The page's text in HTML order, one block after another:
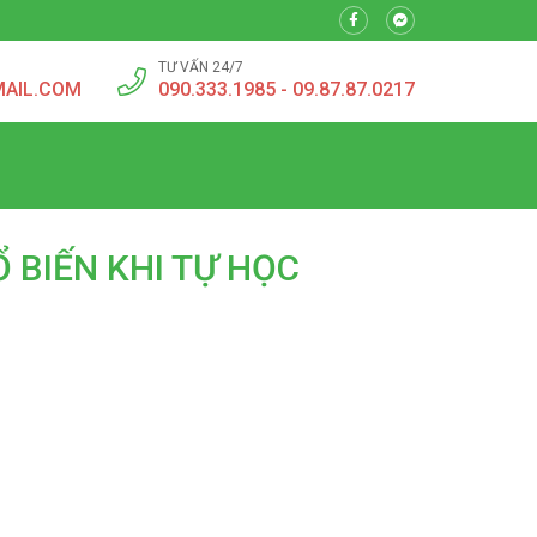
TƯ VẤN 24/7
090.333.1985 - 09.87.87.0217
BIẾN KHI TỰ HỌC